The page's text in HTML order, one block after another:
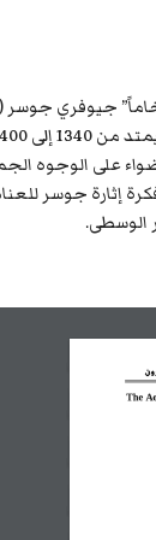
1400.
على الوجوه
إثارة جوسر
الوسطى.
The